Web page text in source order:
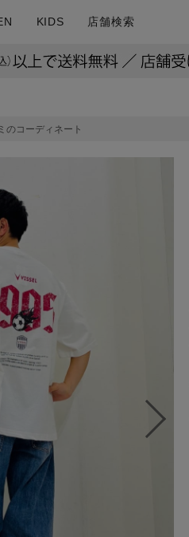
KIDS 店舗検索
のコーディネート